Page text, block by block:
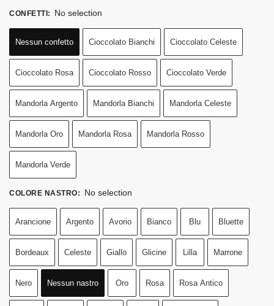
CONFETTI: No selection
Nessun confetto Cioccolato Bianchi Cioccolato Celeste
Cioccolato Rosa Cioccolato Rosso Cioccolato Verde
Mandorla Argento Mandorla Bianchi Mandorla Celeste
Mandorla Oro Mandorla Rosa Mandorla Rosso
Mandorla Verde
COLORE NASTRO: No selection
Arancione Argento Avorio Bianco Blu Bluette
Bordeaux Celeste Giallo Glicine Lilla Marrone
Nero Nessun nastro Oro Rosa Rosa Antico